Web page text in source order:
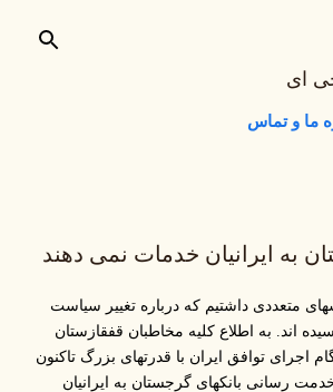
ای
ما و تماس
به ایرانیان خدمات نمی دهند
متعددی داشتیم که درباره تغییر سیاست
اند. به اطلاع کلیه مخاطبان قفقازستان
اجرای توافق ایران با قدرتهای بزرگ تاکنون
رسانی بانکهای گرجستان به ایرانیان